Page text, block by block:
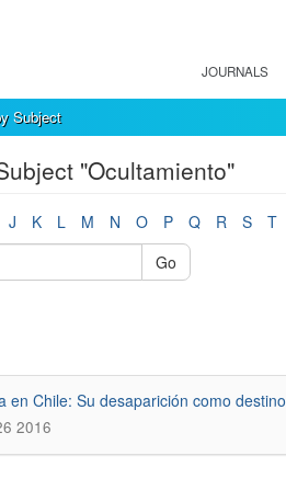
JOURNALS
Subject
"Ocultamiento"
J K L M N O P Q R S T
Go
en Chile: Su desaparición como destino
2016